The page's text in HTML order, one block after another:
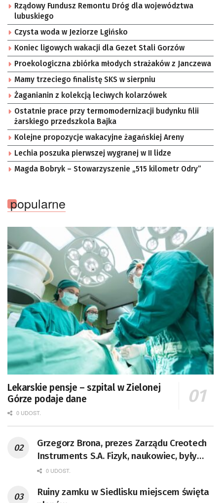
Rządowy Fundusz Remontu Dróg dla województwa
lubuskiego
Czysta woda w Jeziorze Lgińsko
Koniec ligowych wakacji dla Gezet Stali Gorzów
Proekologiczna zbiórka młodych strażaków z Janczewa
Mamy trzeciego finalistę SKS w sierpniu
Żaganianin z kolekcją leciwych kolarzówek
Ostatnie prace przy termomodernizacji budynku filii
żarskiego przedszkola Bajka
Kolejne propozycje wakacyjne żagańskiej Areny
Lechia poszuka pierwszej wygranej w II lidze
Magda Bobryk – Stowarzyszenie „515 kilometr Odry”
popularne
Lekarskie pensje – szpital w Zielonej
Górze podaje dane
0 UDOST.
Grzegorz Brona, prezes Zarządu Creotech
Instruments S.A. Fizyk, naukowiec, były
pracownik CERN w Genewie,
doktor habilitowany nauk fizycznych,
0 UDOST.
Ruiny zamku w Siedlisku miejscem święta